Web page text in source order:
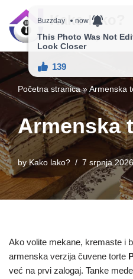
Skip
content
Kako lako?
Vaš vodič ka
Početna stranica»Armenska
Armenska
byKako lako? 7 srpnja 2026
Ako volite mekane, kremaste i
armenska verzija čuvene torte
već na prvi zalogaj. Tanke